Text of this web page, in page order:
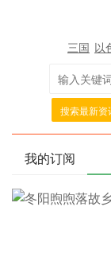
三国 以
搜索最新资
我的订阅